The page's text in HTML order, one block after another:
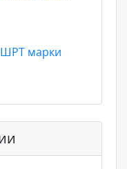
ШРТ марки